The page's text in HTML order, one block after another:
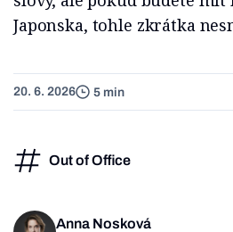
Japonska, tohle zkrátka
20. 6. 2026 5 min
Out of Office
Anna Nosková